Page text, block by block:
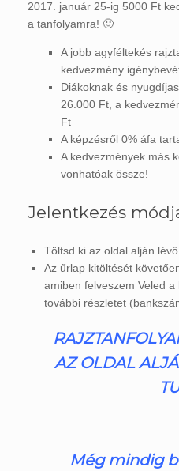
2017. január 25-ig 5000 Ft
a tanfolyamra! 🙂
A jobb agyféltekés
kedvezmény
Diákoknak és
26.000 Ft, a
Ft
A képzésről 0% áfa
A kedvezmények más
vonhatóak össze!
Jelentkezés
Töltsd ki az oldal alján
Az űrlap kitöltését
amiben felveszem Veled
további részletet
AZ OLDAL
Még mindig